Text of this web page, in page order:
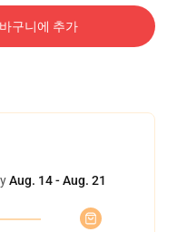
구니에 추가
Aug. 14 - Aug. 21